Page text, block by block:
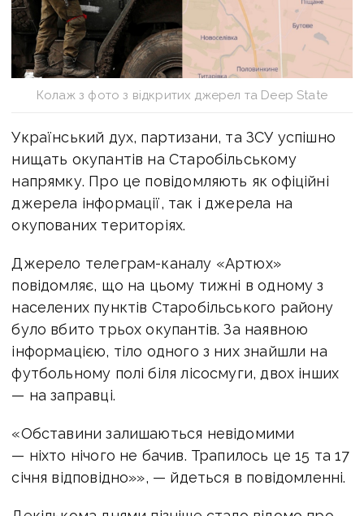
Колаж з фото з відкритих джерел та Deep State
Український дух, партизани, та ЗСУ успішно
нищать окупантів на Старобільському
напрямку. Про це повідомляють як офіційні
джерела інформації, так і джерела на
окупованих територіях.
Джерело телеграм-каналу «Артюх»
повідомляє, що на цьому тижні в одному з
населених пунктів Старобільського району
було вбито трьох окупантів. За наявною
інформацією, тіло одного з них знайшли на
футбольному полі біля лісосмуги, двох інших
— на заправці.
«Обставини залишаються невідомими
— ніхто нічого не бачив. Трапилось це 15 та 17
січня відповідно»», — йдеться в повідомленні.